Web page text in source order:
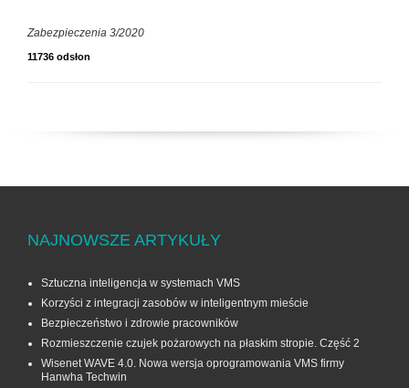
Zabezpieczenia 3/2020
11736 odsłon
NAJNOWSZE ARTYKUŁY
Sztuczna inteligencja w systemach VMS
Korzyści z integracji zasobów w inteligentnym mieście
Bezpieczeństwo i zdrowie pracowników
Rozmieszczenie czujek pożarowych na płaskim stropie. Część 2
Wisenet WAVE 4.0. Nowa wersja oprogramowania VMS firmy
Hanwha Techwin